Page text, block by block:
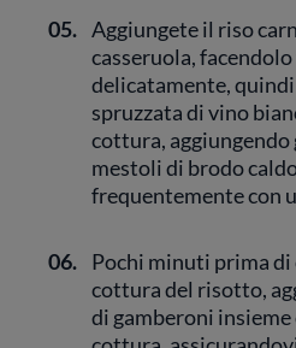
05. Aggiungete il riso
casseruola,
delicatamente,
spruzzata di vino
cottura,
mestoli di brodo
frequentemente con
06. Pochi minuti prima di
cottura del risotto,
di gamberoni